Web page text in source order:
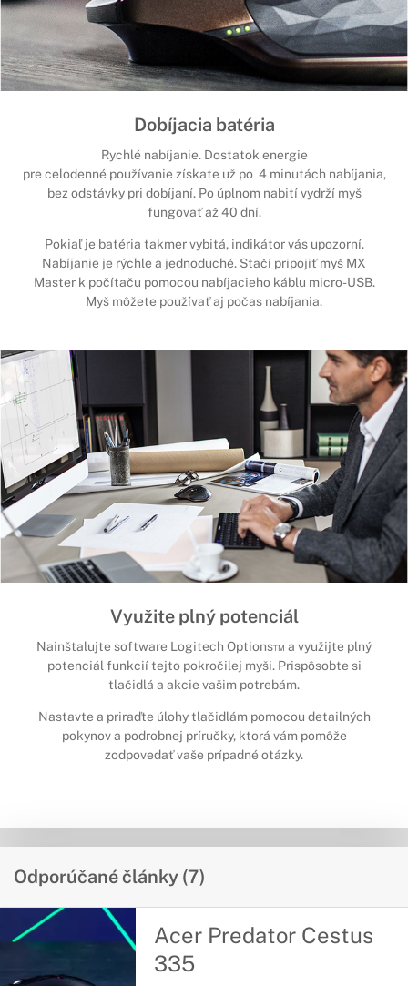
Dobíjacia batéria
Rychlé nabíjanie. Dostatok energie
pre celodenné používanie získate už po 4 minutách nabíjania,
bez odstávky pri dobíjaní. Po úplnom nabití vydrží myš
fungovať až 40 dní.
Pokiaľ je batéria takmer vybitá, indikátor vás upozorní.
Nabíjanie je rýchle a jednoduché. Stačí pripojiť myš MX
Master k počítaču pomocou nabíjacieho káblu micro-USB.
Myš môžete používať aj počas nabíjania.
Využite plný potenciál
Nainštalujte software Logitech Options™ a využijte plný
potenciál funkcií tejto pokročilej myši. Prispôsobte si
tlačidlá a akcie vašim potrebám.
Nastavte a priraďte úlohy tlačidlám pomocou detailných
pokynov a podrobnej príručky, ktorá vám pomôže
zodpovedať vaše prípadné otázky.
Odporúčané články (7)
Acer Predator Cestus
335